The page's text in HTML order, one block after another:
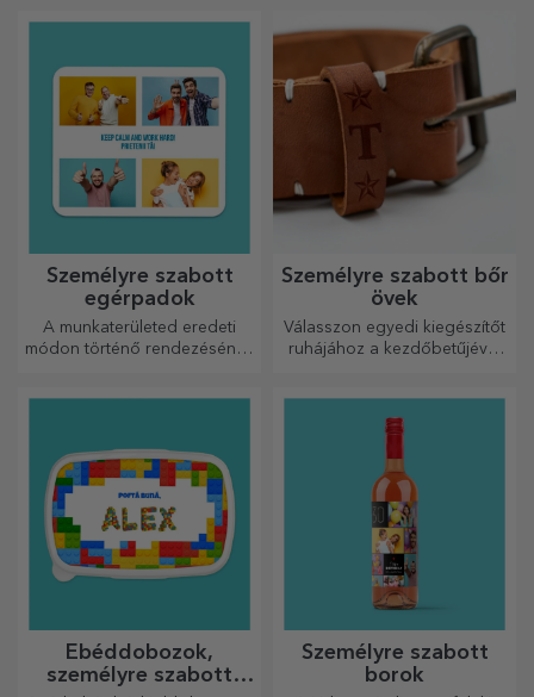
legkreatívabb aprítókkal
készülnek. Válassza ki a
megfelelőt!
Személyre szabott
egérpadok
A munkaterületed eredeti
módon történő rendezésének
Személyre szabott bőr
övek
Válasszon egyedi kiegészítőt
ruhájához a kezdőbetűjével
stílust kölcsönöznek!
Ebéddobozok,
személyre szabott
Személyre szabott
borok